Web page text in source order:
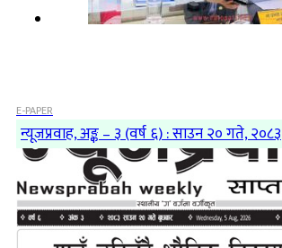
E-PAPER
न्यूजप्रवाह, अङ्क – ३ (वर्ष ६) : साउन २० गते, २०८३